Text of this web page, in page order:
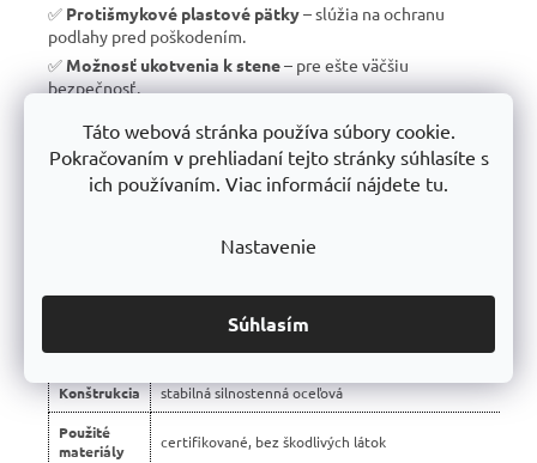
Táto webová stránka používa súbory cookie.
Pokračovaním v prehliadaní tejto stránky súhlasíte s
ich používaním. Viac informácií nájdete tu.
Nastavenie
Súhlasím
✅ Protišmykové plastové pätky– slúžia na ochranu
podlahy pred poškodením.
✅ Možnosť ukotvenia k stene– pre ešte väčšiu
bezpečnosť.
výroba s dlhou životnosťou.
✅10 rokov záruka– dôkaz kvality a dlhodobej odolnosti.
regály Trestles RH 🏆
Montáž bezskrutková – jednoduchá
Konštrukcia stabilná silnostenná oceľová
Použité
materiály
certifikované, bez škodlivých látok